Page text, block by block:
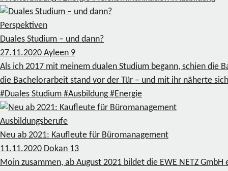
Perspektiven
Duales Studium – und dann?
27.11.2020 Ayleen 9
Als ich 2017 mit meinem dualen Studium begann, schien die
die Bachelorarbeit stand vor der Tür – und mit ihr näherte
#Duales Studium #Ausbildung #Energie
Ausbildungsberufe
Neu ab 2021: Kaufleute für Büromanagement
11.11.2020 Dokan 13
Moin zusammen, ab August 2021 bildet die EWE NETZ